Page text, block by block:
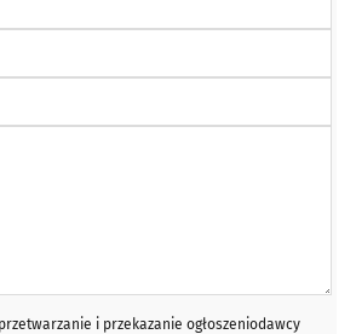
i przekazanie ogłoszeniodawcy